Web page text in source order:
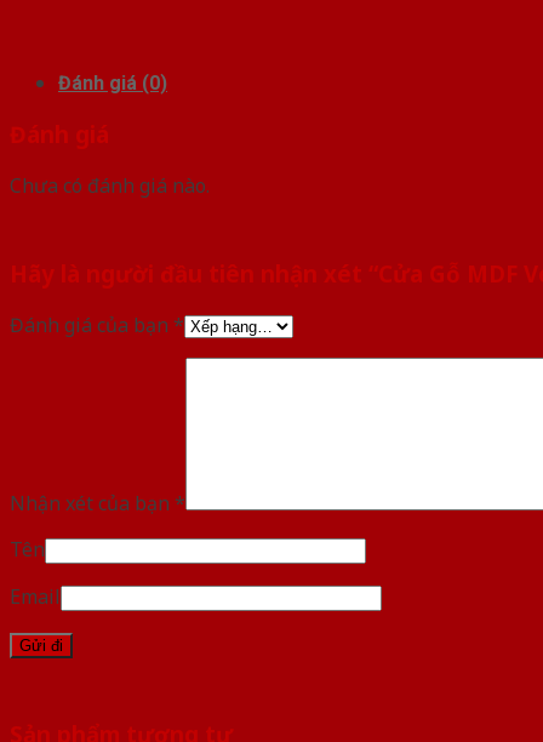
Đánh giá (0)
Đánh giá
Chưa có đánh giá nào.
Hãy là người đầu tiên nhận xét “Cửa Gỗ MDF
Đánh giá của bạn *
Nhận xét của bạn *
Tên
Email
Sản phẩm tương tự